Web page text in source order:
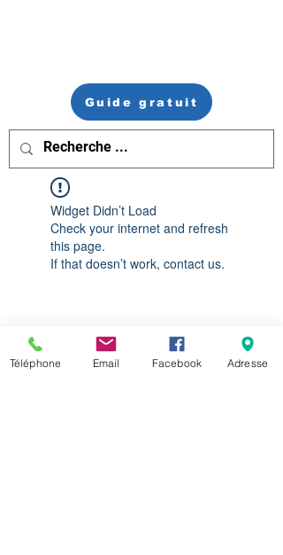
Guide gratuit
Widget Didn’t Load
Check your internet and refresh
this page.
If that doesn’t work, contact us.
Retrouvez nous sur les réseaux sociaux
Téléphone Email Facebook Adresse